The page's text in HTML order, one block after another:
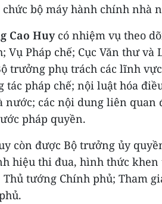
bộ máy hành chính nhà
Cao Huycó nhiệm vụ theo
Vụ Pháp chế; Cục Văn thư
trưởng phụ trách các lĩnh
tác pháp chế; nội luật hóa
các nội dung liên quan
pháp quyền.
còn được Bộ trưởng ủy
hiệu thi đua, hình thức
Thủ tướng Chính phủ; Tham